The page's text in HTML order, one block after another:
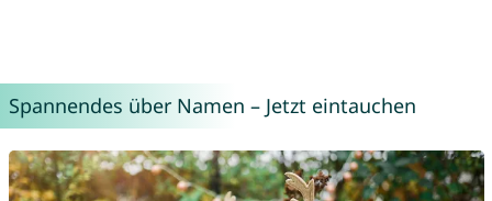
Spannendes über Namen – Jetzt eintauchen